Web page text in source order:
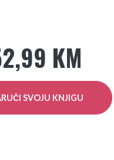
KM
SVOJU KNJIGU